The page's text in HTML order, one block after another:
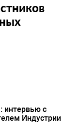
интервью с
Индустрии